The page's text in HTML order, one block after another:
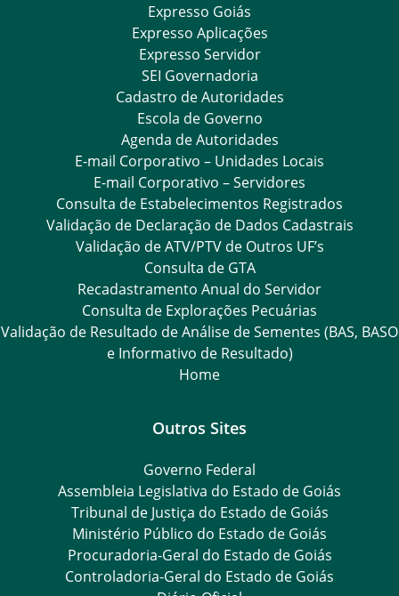
Expresso Goiás
Expresso Aplicações
Expresso Servidor
SEI Governadoria
Cadastro de Autoridades
Escola de Governo
Agenda de Autoridades
E-mail Corporativo – Unidades Locais
E-mail Corporativo – Servidores
Consulta de Estabelecimentos Registrados
Validação de Declaração de Dados Cadastrais
Validação de ATV/PTV de Outros UF’s
Consulta de GTA
Recadastramento Anual do Servidor
Consulta de Explorações Pecuárias
Validação de Resultado de Análise de Sementes (BAS, BASO
e Informativo de Resultado)
Home
Outros Sites
Governo Federal
Assembleia Legislativa do Estado de Goiás
Tribunal de Justiça do Estado de Goiás
Ministério Público do Estado de Goiás
Procuradoria-Geral do Estado de Goiás
Controladoria-Geral do Estado de Goiás